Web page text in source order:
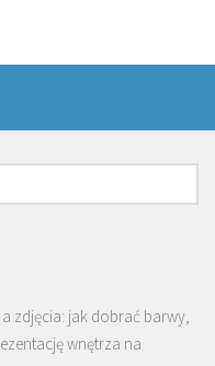
zdjęcia: jak dobrać barwy,
wnętrza na